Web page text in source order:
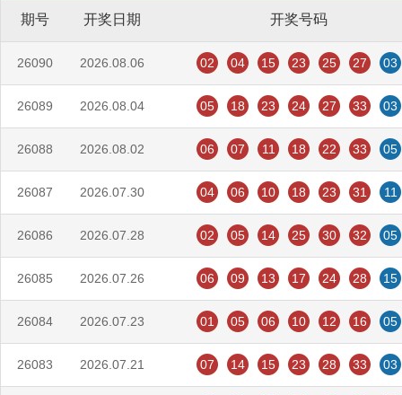
期号 开奖日期 开奖号码
26090 2026.08.06 02 04 15 23 25 27 03
26089 2026.08.04 05 18 23 24 27 33 03
26088 2026.08.02 06 07 11 18 22 33 05
26087 2026.07.30 04 06 10 18 23 31 11
26086 2026.07.28 02 05 14 25 30 32 05
26085 2026.07.26 06 09 13 17 24 28 15
26084 2026.07.23 01 05 06 10 12 16 05
26083 2026.07.21 07 14 15 23 28 33 03